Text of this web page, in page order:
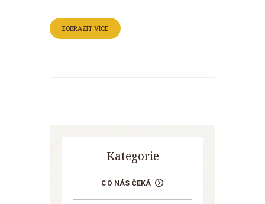
ZOBRAZIT VÍCE
Kategorie
CO NÁS ČEKÁ